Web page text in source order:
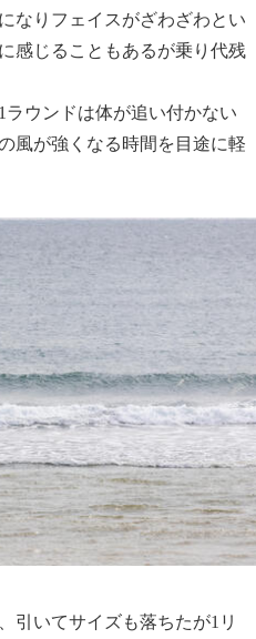
なりフェイスがざわざわとい
感じることもあるが乗り代残
ウンドは体が追い付かない
風が強くなる時間を目途に軽
引いてサイズも落ちたが1リ